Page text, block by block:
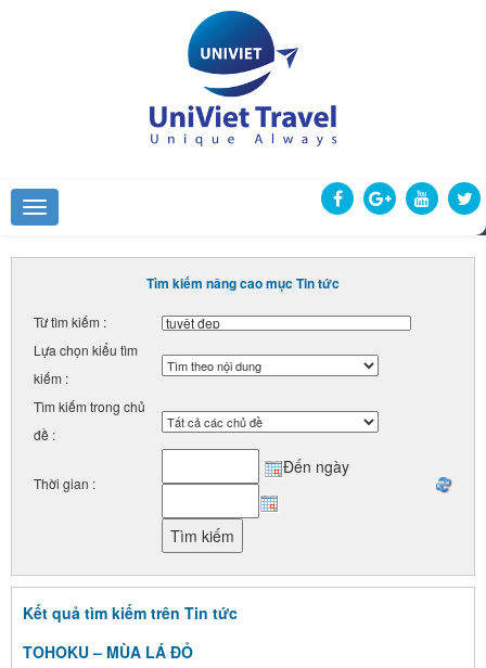
Tìm kiếm nâng cao mục Tin tức
Từ tìm kiếm :
Lựa chọn kiểu tìm
kiếm :
Tìm kiếm trong chủ
đề :
Thời gian :
Đến ngày
Kết quả tìm kiếm trên Tin tức
TOHOKU – MÙA LÁ ĐỎ